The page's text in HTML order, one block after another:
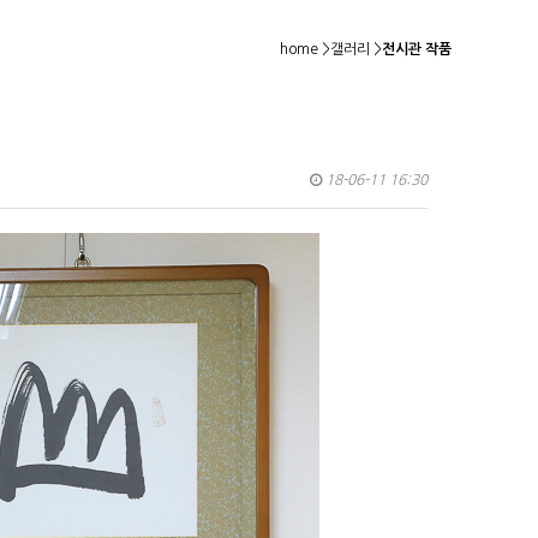
home >갤러리 >전시관 작품
18-06-11 16:30